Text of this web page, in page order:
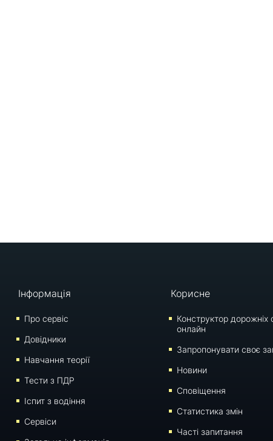
Інформація
Про сервіс
Довідники
Навчання теорії
Тести з ПДР
Iспит з водіння
Сервіси
Корисне
Конструктор дорожніх
онлайн
Запропонувати своє
Новини
Сповіщення
Статистика змін
Часті запитання